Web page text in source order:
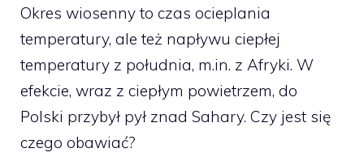
Okres wiosenny to czas ocieplania
temperatury, ale też napływu ciepłej
temperatury z południa, m.in. z Afryki. W
efekcie, wraz z ciepłym powietrzem, do
Polski przybył pył znad Sahary. Czy jest się
czego obawiać?